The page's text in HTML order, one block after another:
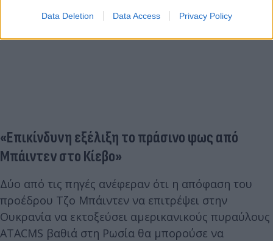
Data Deletion Data Access Privacy Policy
«Επικίνδυνη εξέλιξη το πράσινο φως από
Μπάιντεν στο Κίεβο»
Δύο από τις πηγές ανέφεραν ότι η απόφαση του
προέδρου Τζο Μπάιντεν να επιτρέψει στην
Ουκρανία να εκτοξεύσει αμερικανικούς πυραύλους
ATACMS βαθιά στη Ρωσία θα μπορούσε να